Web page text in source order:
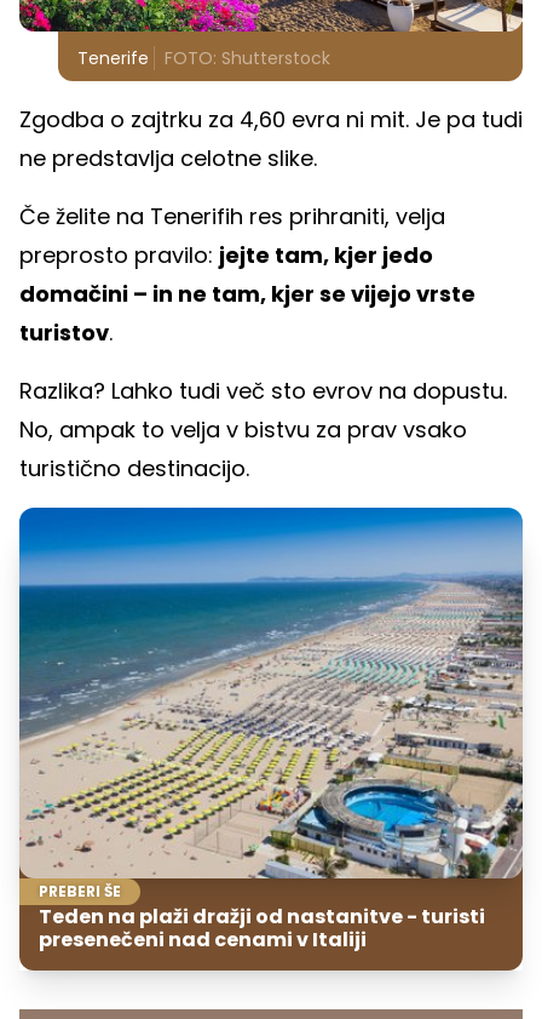
Tenerife FOTO: Shutterstock
Zgodba o zajtrku za 4,60 evra ni mit. Je pa tudi
ne predstavlja celotne slike.
Če želite na Tenerifih res prihraniti, velja
preprosto pravilo: jejte tam, kjer jedo
domačini – in ne tam, kjer se vijejo vrste
turistov.
Razlika? Lahko tudi več sto evrov na dopustu.
No, ampak to velja v bistvu za prav vsako
turistično destinacijo.
PREBERI ŠE
Teden na plaži dražji od nastanitve - turisti
presenečeni nad cenami v Italiji